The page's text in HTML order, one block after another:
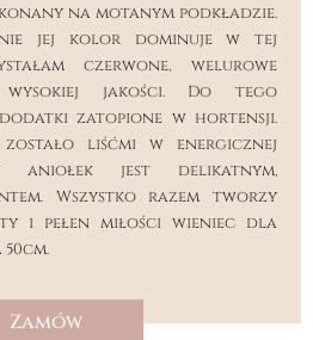
na motanym podkładzie.
jej kolor dominuje w tej
czerwone, welurowe
jakości. Do tego
zatopione w hortensji.
liśćmi w energicznej
aniołek jest delikatnym,
Wszystko razem tworzy
i pełen miłości wieniec dla
Zamów